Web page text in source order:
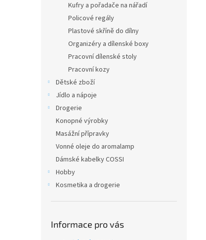
Kufry a pořadače na nářadí
Policové regály
Plastové skříně do dílny
Organizéry a dílenské boxy
Pracovní dílenské stoly
Pracovní kozy
Dětské zboží
Jídlo a nápoje
Drogerie
Konopné výrobky
Masážní přípravky
Vonné oleje do aromalamp
Dámské kabelky COSSI
Hobby
Kosmetika a drogerie
Informace pro vás